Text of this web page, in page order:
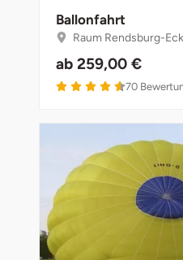
Ballonfahrt
Raum Rendsburg-
ab 259,00 €
4.6 von 5
70